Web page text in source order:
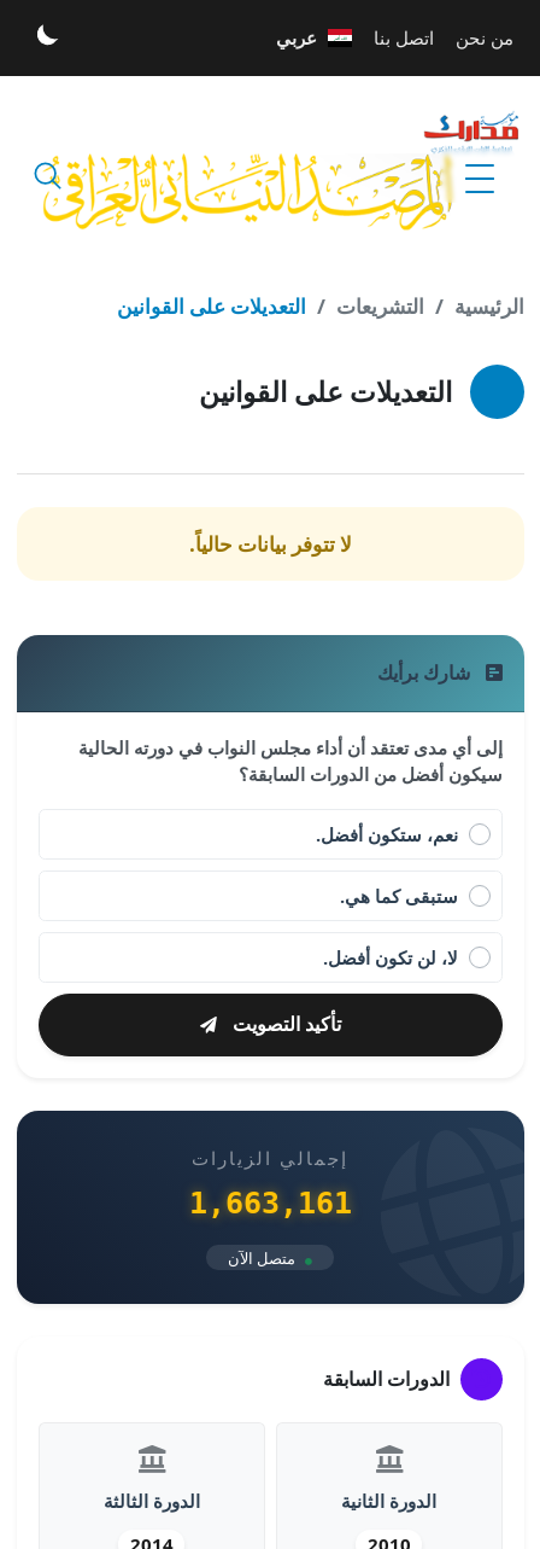
من نحن اتصل بنا الله أكبر عربي
الرئيسية التشريعات التعديلات على القوانين
التعديلات على القوانين
لا تتوفر بيانات حالياً.
شارك برأيك
إلى أي مدى تعتقد أن أداء مجلس النواب في دورته الحالية
سيكون أفضل من الدورات السابقة؟
نعم، ستكون أفضل.
ستبقى كما هي.
لا، لن تكون أفضل.
تأكيد التصويت
إجمالي الزيارات
1,663,161
متصل الآن
الدورات السابقة
الدورة الثانية الدورة الثالثة